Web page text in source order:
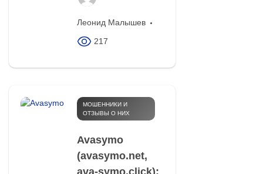
Леонид Малышев
217
МОШЕННИКИ И
ОТЗЫВЫ О НИХ
Avasymo
(avasymo.net,
ava-symo.click):